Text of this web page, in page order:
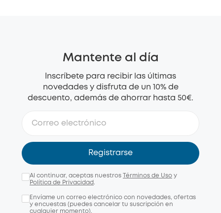
Mantente al día
Inscríbete para recibir las últimas
novedades y disfruta de un 10% de
descuento, además de ahorrar hasta 50€.
Registrarse
Al continuar, aceptas nuestros Términos de Uso y
Política de Privacidad.
Envíame un correo electrónico con novedades, ofertas
y encuestas (puedes cancelar tu suscripción en
cualquier momento).